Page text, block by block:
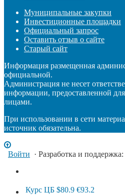
Муниципальные закупки
Инвестиционные площадки
Официальный запрос
Оставить отзыв о сайте
Старый сайт
Информация размещенная
официальной.
Администрация не несет
информации, предоставленной
лицами.
При использовании в сети
источник обязательна.
Войти · Разработка и
Курс ЦБ $80.9 €93.2